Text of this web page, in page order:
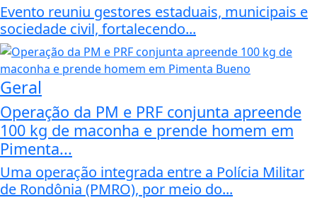
Evento reuniu gestores estaduais, municipais e
sociedade civil, fortalecendo...
Geral
Operação da PM e PRF conjunta apreende
100 kg de maconha e prende homem em
Pimenta...
Uma operação integrada entre a Polícia Militar
de Rondônia (PMRO), por meio do...